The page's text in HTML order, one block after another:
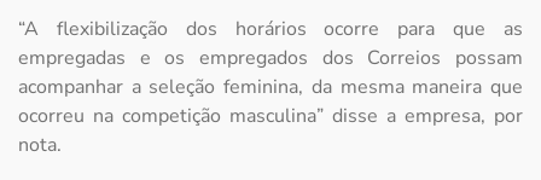
“A flexibilização dos horários ocorre para que as
empregadas e os empregados dos Correios possam
acompanhar a seleção feminina, da mesma maneira que
ocorreu na competição masculina” disse a empresa, por
nota.